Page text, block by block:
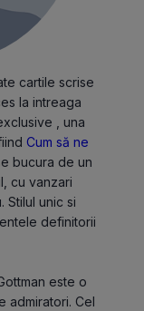
cartile scrise
la intreaga
, una
Cum să ne
bucura de un
cu vanzari
Stilul unic si
definitorii
este o
admiratori. Cel